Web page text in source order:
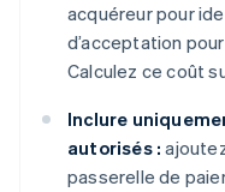
acquéreur pour
d’acceptation
Calculez ce coût
Inclure
autorisés :
passerelle de